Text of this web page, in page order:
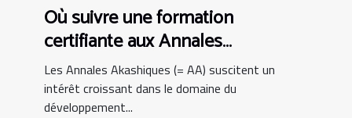
Où suivre une formation
certifiante aux Annales
Akashiques ?
Les Annales Akashiques (= AA) suscitent un
intérêt croissant dans le domaine du
développement...